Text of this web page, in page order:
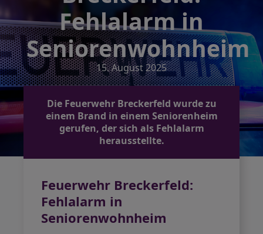
Fehlalarm in
Seniorenwohnheim
15. August 2025
Die Feuerwehr Breckerfeld wurde zu
einem Brand in einem Seniorenheim
gerufen, der sich als Fehlalarm
herausstellte.
Feuerwehr Breckerfeld:
Fehlalarm in
Seniorenwohnheim